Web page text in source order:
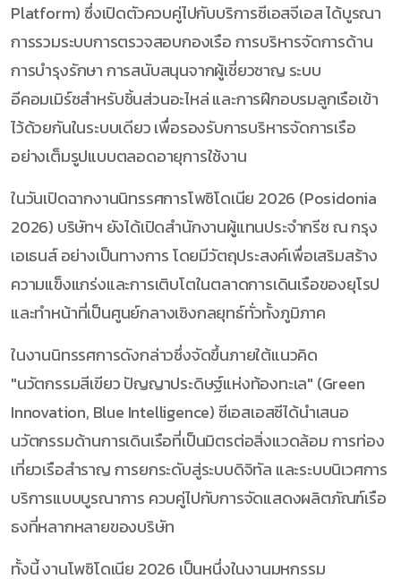
Platform) ซึ่งเปิดตัวควบคู่ไปกับบริการซีเอสจีเอส ได้บูรณา
การรวมระบบการตรวจสอบกองเรือ การบริหารจัดการด้าน
การบำรุงรักษา การสนับสนุนจากผู้เชี่ยวชาญ ระบบ
อีคอมเมิร์ซสำหรับชิ้นส่วนอะไหล่ และการฝึกอบรมลูกเรือเข้า
ไว้ด้วยกันในระบบเดียว เพื่อรองรับการบริหารจัดการเรือ
อย่างเต็มรูปแบบตลอดอายุการใช้งาน
ในวันเปิดฉากงานนิทรรศการโพซิโดเนีย 2026 (Posidonia
2026) บริษัทฯ ยังได้เปิดสำนักงานผู้แทนประจำกรีซ ณ กรุง
เอเธนส์ อย่างเป็นทางการ โดยมีวัตถุประสงค์เพื่อเสริมสร้าง
ความแข็งแกร่งและการเติบโตในตลาดการเดินเรือของยุโรป
และทำหน้าที่เป็นศูนย์กลางเชิงกลยุทธ์ทั่วทั้งภูมิภาค
ในงานนิทรรศการดังกล่าวซึ่งจัดขึ้นภายใต้แนวคิด
"นวัตกรรมสีเขียว ปัญญาประดิษฐ์แห่งท้องทะเล" (Green
Innovation, Blue Intelligence) ซีเอสเอสซีได้นำเสนอ
นวัตกรรมด้านการเดินเรือที่เป็นมิตรต่อสิ่งแวดล้อม การท่อง
เที่ยวเรือสำราญ การยกระดับสู่ระบบดิจิทัล และระบบนิเวศการ
บริการแบบบูรณาการ ควบคู่ไปกับการจัดแสดงผลิตภัณฑ์เรือ
ธงที่หลากหลายของบริษัท
ทั้งนี้ งานโพซิโดเนีย 2026 เป็นหนึ่งในงานมหกรรม